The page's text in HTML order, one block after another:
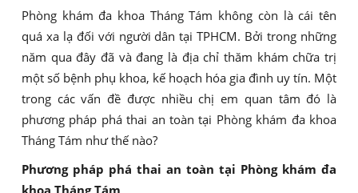
Phòng khám đa khoa Tháng Tám không còn là cái tên
quá xa lạ đối với người dân tại TPHCM. Bởi trong những
năm qua đây đã và đang là địa chỉ thăm khám chữa trị
một số bệnh phụ khoa, kế hoạch hóa gia đình uy tín. Một
trong các vấn đề được nhiều chị em quan tâm đó là
phương pháp phá thai an toàn tại Phòng khám đa khoa
Tháng Tám như thế nào?
Phương pháp phá thai an toàn tại Phòng khám đa
khoa Tháng Tám